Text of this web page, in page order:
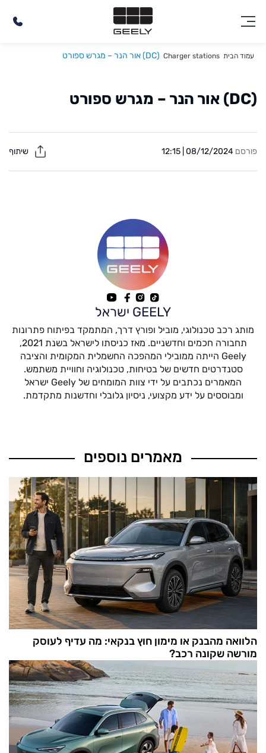
עמוד הבית Charger stations (DC) אור הנר – מגרש ספורט
(DC) אור הנר – מגרש ספורט
פורסם 08/12/2024 | 12:15
GEELY ישראל
מותג רכב טכנולוגי, מוביל ופורץ דרך, המתמקד בפיתוח פתרונות
תחבורה חכמים וחדשניים. מאז כניסתו לישראל בשנת 2021,
Geely הייתה ממובילי המהפכה החשמלית המקומית והציבה
סטנדרטים חדשים של בטיחות, טכנולוגיה וחוויית משתמש.
המאמרים נכתבים על ידי צוות המומחים של Geely ישראל
ומבוססים על ידע מקצועי, ניסיון גלובלי וחדשנות מתקדמת.
מאמרים נוספים
הלוואה מהבנק או מימון חוץ בנקאי: מה עדיף לעוסק
מורשה שקונה רכב?